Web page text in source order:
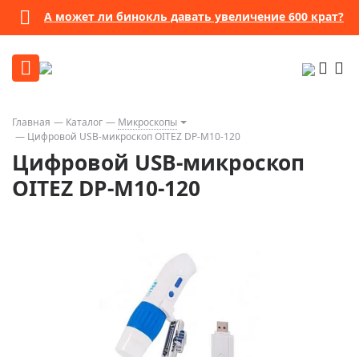
А может ли бинокль давать увеличение 600 крат?
Главная Каталог
Микроскопы
Цифровой USB-микроскоп OITEZ DP-M10-120
Цифровой USB-микроскоп
OITEZ DP-M10-120